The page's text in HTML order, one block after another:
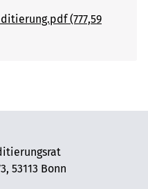
(777,59
53113 Bonn